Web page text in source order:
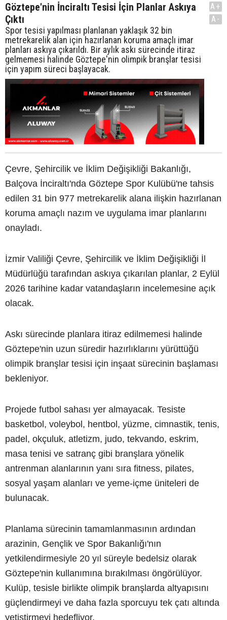
Göztepe'nin İnciraltı Tesisi İçin Planlar Askıya
Çıktı
Spor tesisi yapılması planlanan yaklaşık 32 bin
metrekarelik alan için hazırlanan koruma amaçlı imar
planları askıya çıkarıldı. Bir aylık askı sürecinde itiraz
gelmemesi halinde Göztepe'nin olimpik branşlar tesisi
için yapım süreci başlayacak.
A+
A-
Çevre, Şehircilik ve İklim Değişikliği Bakanlığı,
Balçova İnciraltı'nda Göztepe Spor Kulübü'ne tahsis
edilen 31 bin 977 metrekarelik alana ilişkin hazırlanan
koruma amaçlı nazım ve uygulama imar planlarını
onayladı.
İzmir Valiliği Çevre, Şehircilik ve İklim Değişikliği İl
Müdürlüğü tarafından askıya çıkarılan planlar, 2 Eylül
2026 tarihine kadar vatandaşların incelemesine açık
olacak.
Askı sürecinde planlara itiraz edilmemesi halinde
Göztepe'nin uzun süredir hazırlıklarını yürüttüğü
olimpik branşlar tesisi için inşaat sürecinin başlaması
bekleniyor.
Projede futbol sahası yer almayacak. Tesiste
basketbol, voleybol, hentbol, yüzme, cimnastik, tenis,
padel, okçuluk, atletizm, judo, tekvando, eskrim,
masa tenisi ve satranç gibi branşlara yönelik
antrenman alanlarının yanı sıra fitness, pilates,
sosyal yaşam alanları ve yeme-içme üniteleri de
bulunacak.
Planlama sürecinin tamamlanmasının ardından
arazinin, Gençlik ve Spor Bakanlığı'nın
yetkilendirmesiyle 20 yıl süreyle bedelsiz olarak
Göztepe'nin kullanımına bırakılması öngörülüyor.
Kulüp, tesisle birlikte olimpik branşlarda altyapısını
güçlendirmeyi ve daha fazla sporcuyu tek çatı altında
yetiştirmeyi hedefliyor.